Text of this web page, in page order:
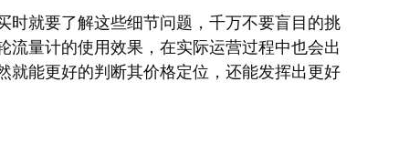
时就要了解这些细节问题，千万不要盲目的挑
量计的使用效果，在实际运营过程中也会出
就能更好的判断其价格定位，还能发挥出更好